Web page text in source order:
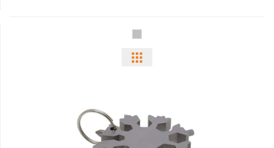
ilości